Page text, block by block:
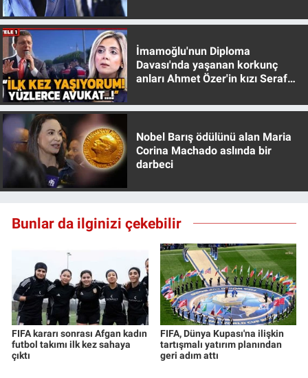
İmamoğlu'nun Diploma
Davası'nda yaşanan korkunç
anları Ahmet Özer'in kızı Seraf
Nobel Barış ödülünü alan Maria
Corina Machado aslında bir
darbeci
Bunlar da ilginizi çekebilir
FIFA kararı sonrası Afgan kadın
futbol takımı ilk kez sahaya
çıktı
FIFA, Dünya Kupası'na ilişkin
tartışmalı yatırım planından
geri adım attı
Türkiye'nin Gündemi
Yerel Gündem
Yerel Yaşam
Canlı Yayın